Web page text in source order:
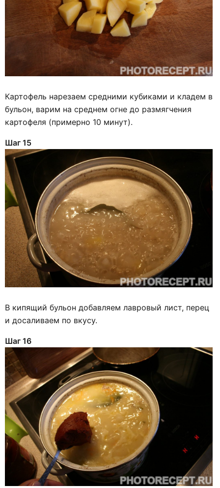
Картофель нарезаем средними кубиками и кладем в
бульон, варим на среднем огне до размягчения
картофеля (примерно 10 минут).
Шаг 15
В кипящий бульон добавляем лавровый лист, перец
и досаливаем по вкусу.
Шаг 16